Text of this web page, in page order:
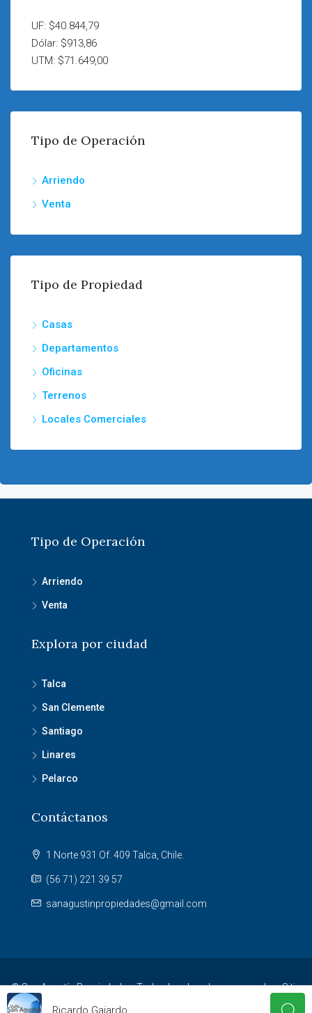
UF: $40.844,79
Dólar: $913,86
UTM: $71.649,00
Tipo de Operación
Arriendo
Venta
Tipo de Propiedad
Casas
Departamentos
Oficinas
Terrenos
Locales Comerciales
Tipo de Operación
Arriendo
Venta
Explora por ciudad
Talca
San Clemente
Santiago
Linares
Pelarco
Contáctanos
1 Norte 931 Of. 409 Talca, Chile.
(56 71) 221 39 57
sanagustinpropiedades@gmail.com
© San Agustín Propiedades. Todos los derechos reservados. Sitio
desarrollado por
Ricardo Gajardo